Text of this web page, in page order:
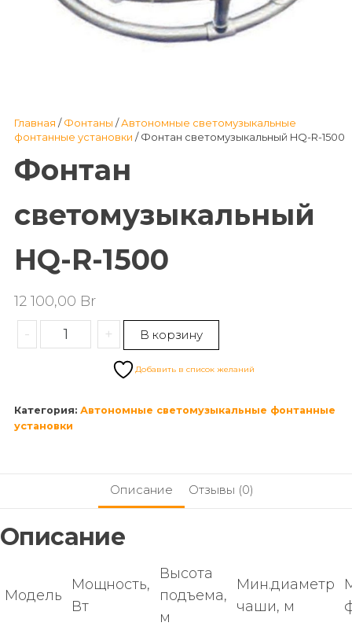
Главная /Фонтаны /Автономные светомузыкальные
фонтанные установки / Фонтан светомузыкальный HQ-R-1500
Фонтан
светомузыкальный
HQ-R-1500
12 100,00 Br
-
+ В корзину
Добавить в список желаний
Категория: Автономные светомузыкальные фонтанные
установки
Описание Отзывы (0)
Описание
Модель
Мощность,
Вт
Высота
подъема,
м
Мин.диаметр
чаши, м